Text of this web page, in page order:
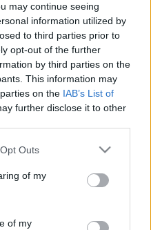
may continue seeing
information utilized by
to third parties prior to
opt-out of the further
by third parties on the
This information may
on the IAB’s List of
further disclose it to other
uses one or more Google
You may click to
and its third-party tags to
purposes in below Google
Outs
of my
of my
rész
részleteiben vizsgáltuk
a Tanúk köreiben
eljárások megfelelő
hogy egyáltalán